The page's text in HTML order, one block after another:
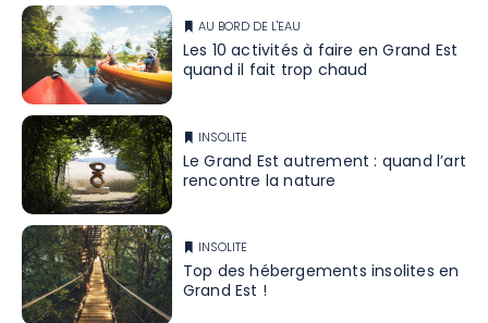
AU BORD DE L'EAU
Les 10 activités à faire en Grand Est
quand il fait trop chaud
INSOLITE
Le Grand Est autrement : quand l’art
rencontre la nature
INSOLITE
Top des hébergements insolites en
Grand Est !